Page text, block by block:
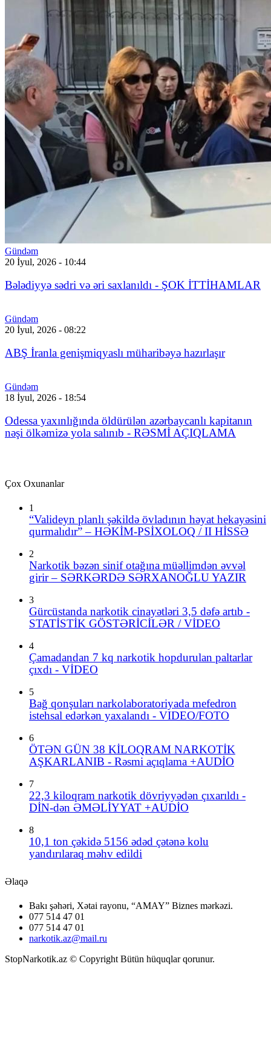
Gündəm
20 İyul, 2026 - 10:44
Bələdiyyə sədri və əri saxlanıldı - ŞOK İTTİHAMLAR
Gündəm
20 İyul, 2026 - 08:22
ABŞ İranla genişmiqyaslı müharibəyə hazırlaşır
Gündəm
18 İyul, 2026 - 18:54
Odessa yaxınlığında öldürülən azərbaycanlı kapitanın
nəşi ölkəmizə yola salınıb - RƏSMİ AÇIQLAMA
Çox Oxunanlar
1
“Valideyn planlı şəkildə övladının həyat hekayəsini
qurmalıdır” – HƏKİM-PSİXOLOQ / II HİSSƏ
2
Narkotik bəzən sinif otağına müəllimdən əvvəl
girir – SƏRKƏRDƏ SƏRXANOĞLU YAZIR
3
Gürcüstanda narkotik cinayətləri 3,5 dəfə artıb -
STATİSTİK GÖSTƏRİCİLƏR / VİDEO
4
Çamadandan 7 kq narkotik hopdurulan paltarlar
çıxdı - VİDEO
5
Bağ qonşuları narkolaboratoriyada mefedron
istehsal edərkən yaxalandı - VIDEO/FOTO
6
ÖTƏN GÜN 38 KİLOQRAM NARKOTİK
AŞKARLANIB - Rəsmi açıqlama +AUDİO
7
22,3 kiloqram narkotik dövriyyədən çıxarıldı -
DİN-dən ƏMƏLİYYAT +AUDİO
8
10,1 ton çəkidə 5156 ədəd çətənə kolu
yandırılaraq məhv edildi
Əlaqə
Bakı şəhəri, Xətai rayonu, “AMAY” Biznes mərkəzi.
077 514 47 01
077 514 47 01
narkotik.az@mail.ru
StopNarkotik.az © Copyright Bütün hüquqlar qorunur.